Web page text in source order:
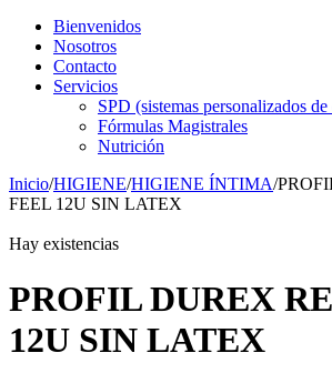
Bienvenidos
Nosotros
Contacto
Servicios
SPD (sistemas personalizados
Fórmulas Magistrales
Nutrición
Inicio/HIGIENE/HIGIENE ÍNTIMA/
FEEL 12U SIN LATEX
Hay existencias
PROFIL DUREX
12U SIN LATEX